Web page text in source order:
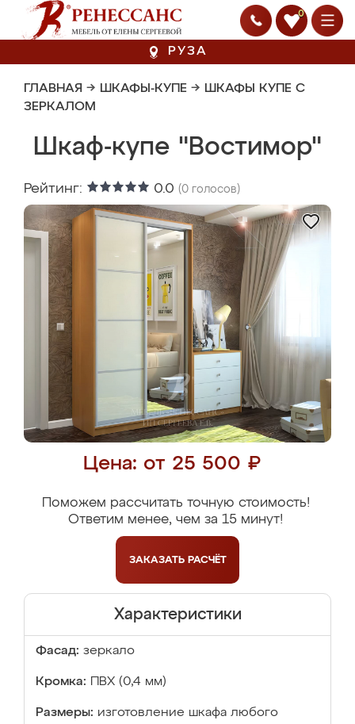
0
РУЗА
ГЛАВНАЯ → ШКАФЫ-КУПЕ → ШКАФЫ КУПЕ С
ЗЕРКАЛОМ
Шкаф-купе "Востимор"
Рейтинг: 0.0 (0 голосов)
Цена: от 25 500 ₽
Поможем рассчитать точную стоимость!
Ответим менее, чем за 15 минут!
ЗАКАЗАТЬ РАСЧЁТ
Характеристики
Фасад: зеркало
Кромка: ПВХ (0,4 мм)
Размеры: изготовление шкафа любого